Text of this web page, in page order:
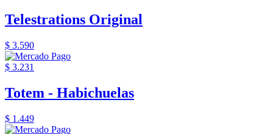
Telestrations Original
$ 3.590
$ 3.231
Totem - Habichuelas
$ 1.449